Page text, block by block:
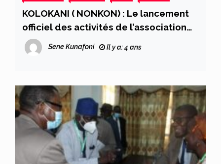
KOLOKANI ( NONKON) : Le lancement
officiel des activités de l’association
« Nonkon Mara Yiriwaton » vécu
Sene Kunafoni Il y a: 4 ans